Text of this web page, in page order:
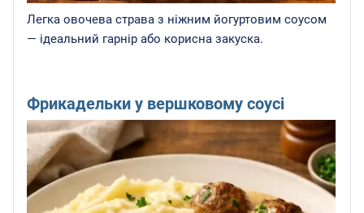
Легка овочева страва з ніжним йогуртовим соусом
— ідеальний гарнір або корисна закуска.
Фрикадельки у вершковому соусі